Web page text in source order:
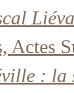
Actes
: la